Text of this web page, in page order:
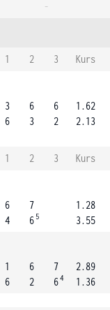
-
1 2 3
Kurs
3
6
6
3
6
2
1.62
2.13
1 2 3
Kurs
6
4
7
6 5
1.28
3.55
1
6
6
2
7
64
2.89
1.36